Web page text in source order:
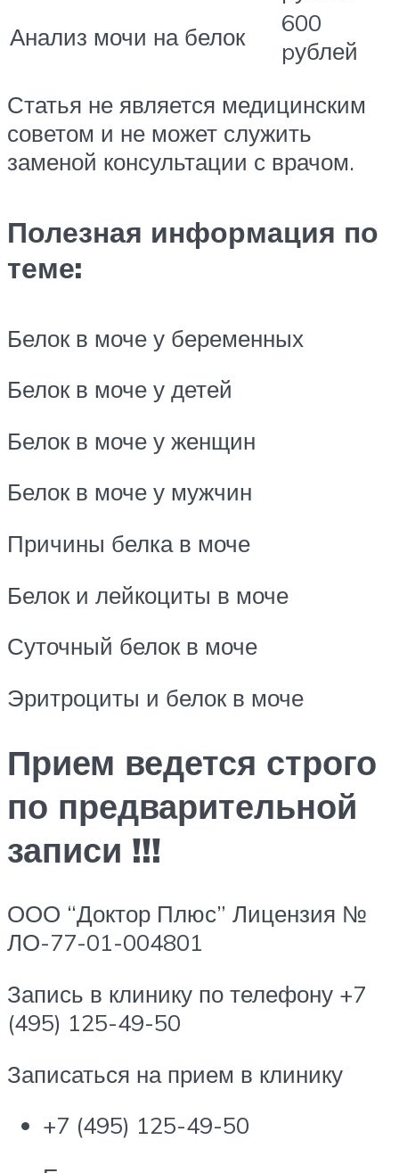
Анализ мочи на белок
600
pублей
Статья не является медицинским
советом и не может служить
заменой консультации с врачом.
Полезная информация по
теме:
Белок в моче у беременных
Белок в моче у детей
Белок в моче у женщин
Белок в моче у мужчин
Причины белка в моче
Белок и лейкоциты в моче
Суточный белок в моче
Эритроциты и белок в моче
Прием ведется строго
по предварительной
записи !!!
ООО “Доктор Плюс” Лицензия №
ЛО-77-01-004801
Запись в клинику по телефону +7
(495) 125-49-50
Записаться на прием в клинику
+7 (495) 125-49-50